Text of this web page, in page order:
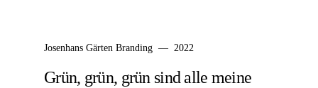
Josenhans Gärten Branding — 2022
Grün, grün, grün sind alle meine